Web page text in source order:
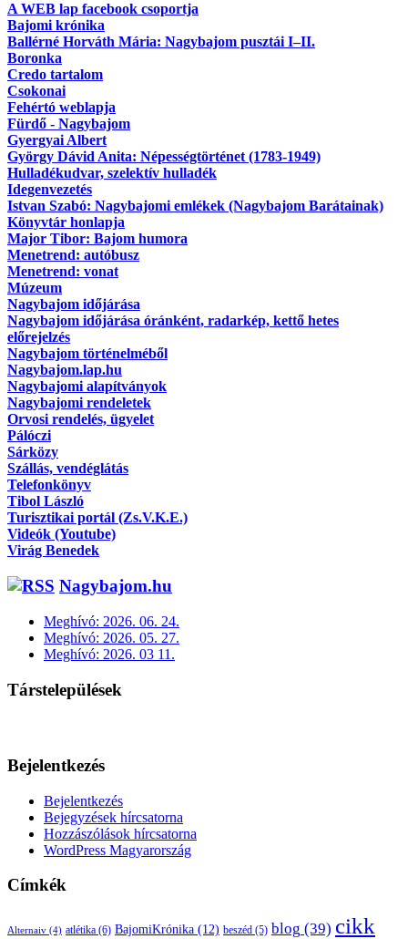
A WEB lap facebook csoportja
Bajomi krónika
Ballérné Horváth Mária: Nagybajom pusztái I–II.
Boronka
Credo tartalom
Csokonai
Fehértó weblapja
Fürdő - Nagybajom
Gyergyai Albert
György Dávid Anita: Népességtörténet (1783-1949)
Hulladékudvar, szelektív hulladék
Idegenvezetés
Istvan Szabó: Nagybajomi emlékek (Nagybajom Barátainak)
Könyvtár honlapja
Major Tibor: Bajom humora
Menetrend: autóbusz
Menetrend: vonat
Múzeum
Nagybajom időjárása
Nagybajom időjárása óránként, radarkép, kettő hetes
előrejelzés
Nagybajom történelméből
Nagybajom.lap.hu
Nagybajomi alapítványok
Nagybajomi rendeletek
Orvosi rendelés, ügyelet
Pálóczi
Sárközy
Szállás, vendéglátás
Telefonkönyv
Tibol László
Turisztikai portál (Zs.V.K.E.)
Videók (Youtube)
Virág Benedek
Nagybajom.hu
Meghívó: 2026. 06. 24.
Meghívó: 2026. 05. 27.
Meghívó: 2026. 03 11.
Társtelepülések
Bejelentkezés
Bejelentkezés
Bejegyzések hírcsatorna
Hozzászólások hírcsatorna
WordPress Magyarország
Címkék
Alternaiv (4) atlétika (6) BajomiKrónika (12) beszéd (5) blog (39) cikk